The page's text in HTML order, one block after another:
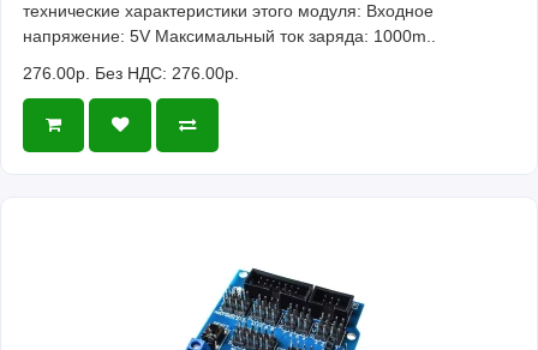
технические характеристики этого модуля: Входное
напряжение: 5V Максимальный ток заряда: 1000m..
276.00р. Без НДС: 276.00р.